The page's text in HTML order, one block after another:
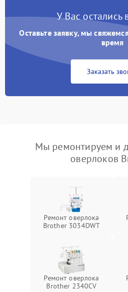
У Вас остались
Оставьте заявку, мы
время
Заказать
Мы ремонтируем и
оверлоков
Ремонт оверлока
Brother 3034DWT
Ремонт оверлока
Brother 2340CV